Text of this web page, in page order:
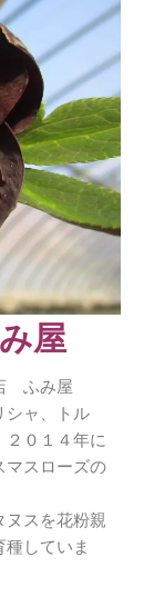
屋
ふみ屋
シャ、トル
２０１４年に
マスローズの
スを花粉親
していま